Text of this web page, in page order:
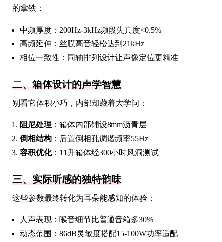
的拿铁：
中频厚度：200Hz-3kHz频段失真度<0.5%
高频延伸：丝膜高音轻松达到21kHz
相位一致性：同轴排列设计让声像定位更精准
二、箱体设计的声学智慧
别看它体积小巧，内部却藏着大学问：
阻尼处理 ：箱体内部铺设8mm沥青层
倒相结构 ：后置倒相孔调谐频率55Hz
容积优化：11升箱体经300小时风洞测试
三、实际听感的独特韵味
这些参数最终转化为耳朵能感知的体验：
人声表现：喉音细节比普通音箱多30%
动态范围：86dB灵敏度搭配15-100W功率适配